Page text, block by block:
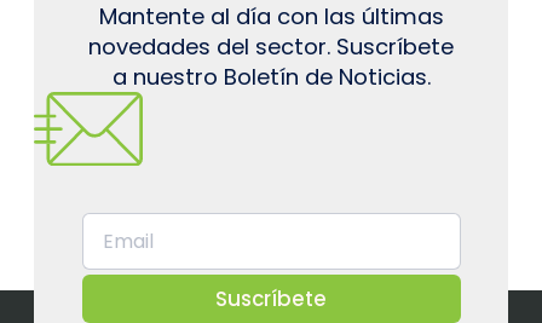
Mantente al día con las últimas
novedades del sector. Suscríbete
a nuestro Boletín de Noticias.
Suscríbete